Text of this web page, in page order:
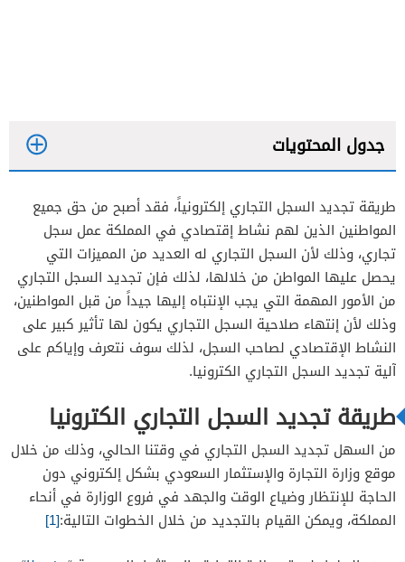
جدول المحتويات
طريقة تجديد السجل التجاري إلكترونياً، فقد أصبح من حق جميع
المواطنين الذين لهم نشاط إقتصادي في المملكة عمل سجل
تجاري، وذلك لأن السجل التجاري له العديد من المميزات التي
يحصل عليها المواطن من خلالها، لذلك فإن تجديد السجل التجاري
من الأمور المهمة التي يجب الإنتباه إليها جيداً من قبل المواطنين،
وذلك لأن إنتهاء صلاحية السجل التجاري يكون لها تأثير كبير على
النشاط الإقتصادي لصاحب السجل، لذلك سوف نتعرف وإياكم على
آلية تجديد السجل التجاري الكترونيا.
طريقة تجديد السجل التجاري الكترونيا
من السهل تجديد السجل التجاري في وقتنا الحالي، وذلك من خلال
موقع وزارة التجارة والإستثمار السعودي بشكل إلكتروني دون
الحاجة للإنتظار وضياع الوقت والجهد في فروع الوزارة في أنحاء
المملكة، ويمكن القيام بالتجديد من خلال الخطوات التالية:[1]